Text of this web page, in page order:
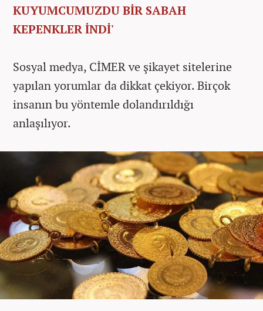
KUYUMCUMUZDU BİR SABAH
KEPENKLER İNDİ'
Sosyal medya, CİMER ve şikayet sitelerine
yapılan yorumlar da dikkat çekiyor. Birçok
insanın bu yöntemle dolandırıldığı
anlaşılıyor.